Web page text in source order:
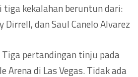
kekalahan beruntun dari:
Dirrell, dan Saul Canelo Alvarez
Tiga pertandingan tinju pada
Arena di Las Vegas. Tidak ada